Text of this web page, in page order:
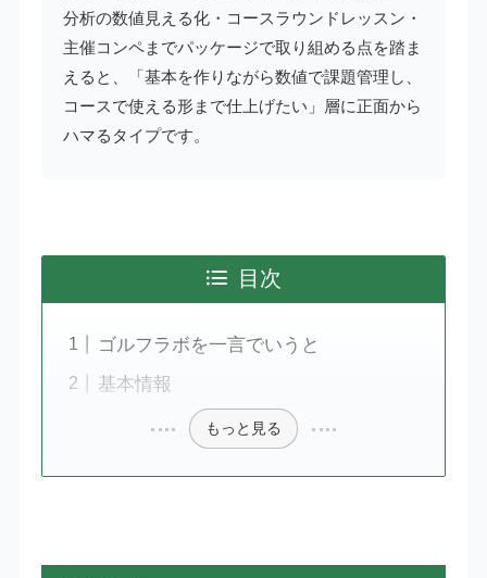
分析の数値見える化・コースラウンドレッスン・
主催コンペまでパッケージで取り組める点を踏ま
えると、「基本を作りながら数値で課題管理し、
コースで使える形まで仕上げたい」層に正面から
ハマるタイプです。
目次
ゴルフラボを一言でいうと
基本情報
もっと見る